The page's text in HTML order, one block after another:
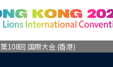
第108回 国際大会 (香港)